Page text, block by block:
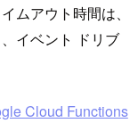
ムアウト時間は、
イベント ドリブ
Cloud Functions